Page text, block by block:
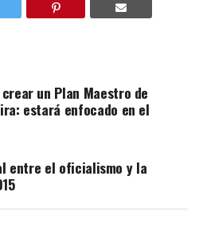
un Plan Maestro de
estará enfocado en el
entre el oficialismo y la